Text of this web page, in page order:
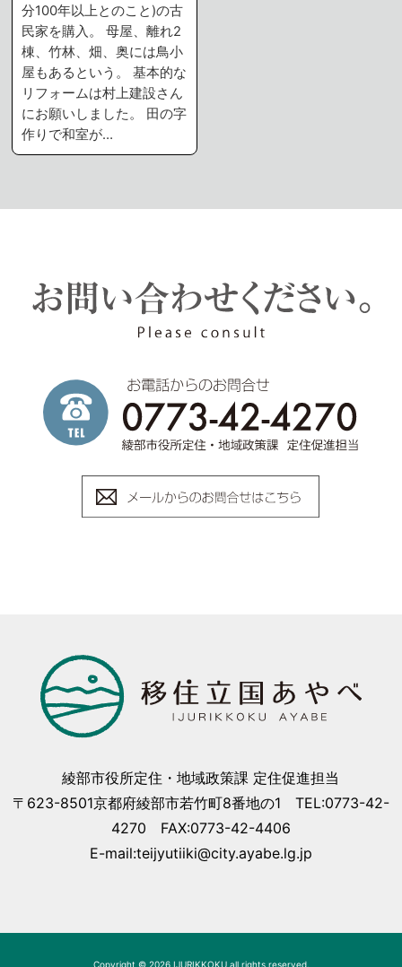
分100年以上とのこと)の古
民家を購入。 母屋、離れ2
棟、竹林、畑、奥には鳥小
屋もあるという。 基本的な
リフォームは村上建設さん
にお願いしました。 田の字
作りで和室が…
綾部市役所定住・地域政策課 定住促進担当
〒623-8501京都府綾部市若竹町8番地の1 TEL:0773-42-
4270 FAX:0773-42-4406
E-mail:teijyutiiki@city.ayabe.lg.jp
Copyright © 2026 IJURIKKOKU all rights reserved.